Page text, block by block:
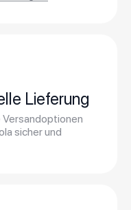
Lieferung
sicher und